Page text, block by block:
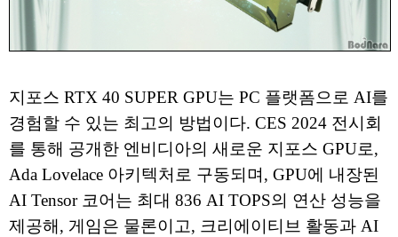
지포스 RTX 40 SUPER GPU는 PC 플랫폼으로 AI를
경험할 수 있는 최고의 방법이다. CES 2024 전시회
를 통해 공개한 엔비디아의 새로운 지포스 GPU로,
Ada Lovelace 아키텍처로 구동되며, GPU에 내장된
AI Tensor 코어는 최대 836 AI TOPS의 연산 성능을
제공해, 게임은 물론이고, 크리에이티브 활동과 AI